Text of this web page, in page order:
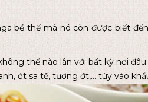
bề thế mà nó còn được biết
thể nào lân với bất kỳ nơi
ớt sa tế, tương ớt,... tùy vào